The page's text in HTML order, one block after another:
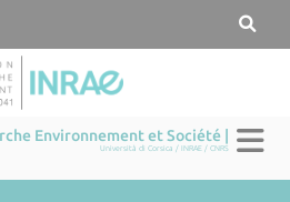
Environnement et Société |
Università di Corsica / INRAE / CNRS